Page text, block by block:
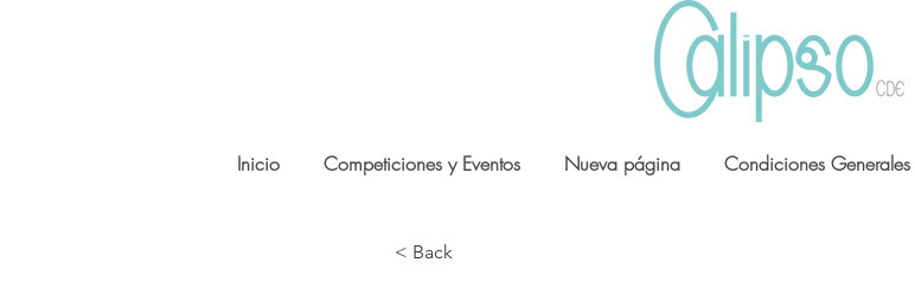
Inicio Competiciones y Eventos Nueva página Condiciones
< Back